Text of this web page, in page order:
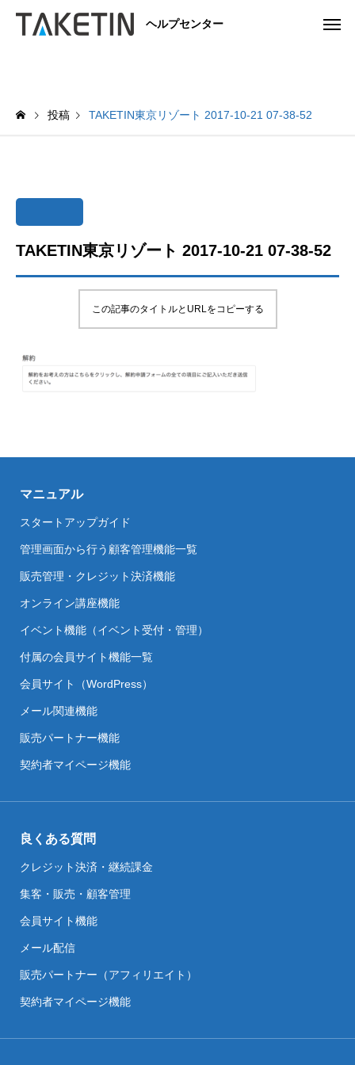
ヘルプセンター
投稿 TAKETIN東京リゾート 2017-10-21 07-38-52
TAKETIN東京リゾート 2017-10-21 07-38-52
この記事のタイトルとURLをコピーする
マニュアル
スタートアップガイド
管理画面から行う顧客管理機能一覧
販売管理・クレジット決済機能
オンライン講座機能
イベント機能（イベント受付・管理）
付属の会員サイト機能一覧
会員サイト（WordPress）
メール関連機能
販売パートナー機能
契約者マイページ機能
良くある質問
クレジット決済・継続課金
集客・販売・顧客管理
会員サイト機能
メール配信
販売パートナー（アフィリエイト）
契約者マイページ機能